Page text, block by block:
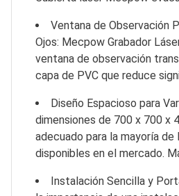
Ventana de Observación
Ojos: Mecpow Grabador
ventana de observación
capa de PVC que reduce
Diseño Espacioso para
dimensiones de 700 x 700 x
adecuado para la mayoría de
disponibles en el mercado.
Instalación Sencilla y